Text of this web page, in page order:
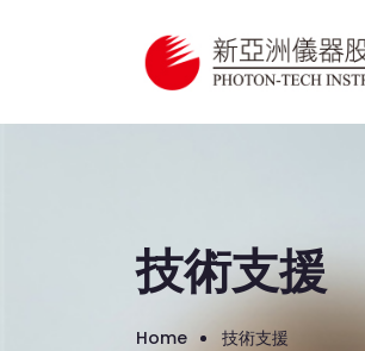
技術支援
Home 技術支援